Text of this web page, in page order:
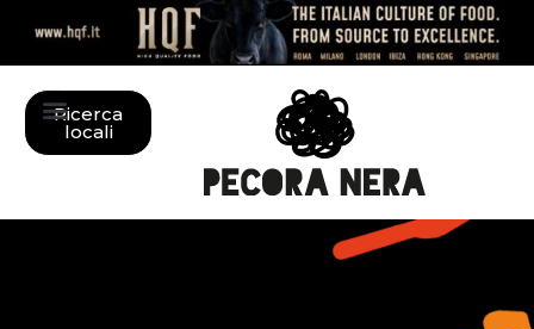
Ricerca
locali